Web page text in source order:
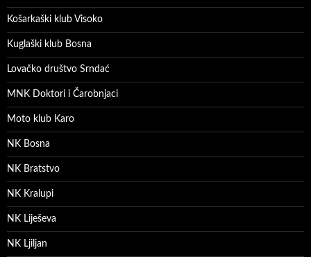
Košarkaški klub Visoko
Kuglaški klub Bosna
Lovačko društvo Srndać
MNK Doktori i Čarobnjaci
Moto klub Karo
NK Bosna
NK Bratstvo
NK Kralupi
NK Liješeva
NK Ljiljan